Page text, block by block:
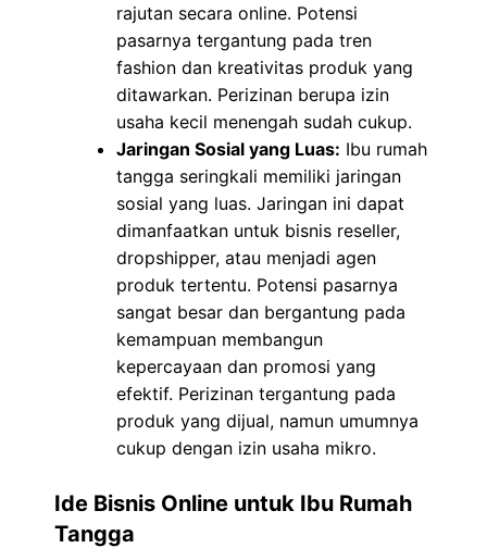
rajutan secara online. Potensi
pasarnya tergantung pada tren
fashion dan kreativitas produk yang
ditawarkan. Perizinan berupa izin
usaha kecil menengah sudah cukup.
Jaringan Sosial yang Luas: Ibu rumah
tangga seringkali memiliki jaringan
sosial yang luas. Jaringan ini dapat
dimanfaatkan untuk bisnis reseller,
dropshipper, atau menjadi agen
produk tertentu. Potensi pasarnya
sangat besar dan bergantung pada
kemampuan membangun
kepercayaan dan promosi yang
efektif. Perizinan tergantung pada
produk yang dijual, namun umumnya
cukup dengan izin usaha mikro.
Ide Bisnis Online untuk Ibu Rumah
Tangga